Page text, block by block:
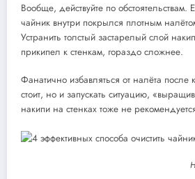
Вообще, действуйте по обстоятельствам.
чайник внутри покрылся плотным
Устранить толстый застарелый слой
прикипел к стенкам, гораздо сложнее.
Фанатично избавляться от налёта
стоит, но и запускать ситуацию,
накипи на стенках тоже не